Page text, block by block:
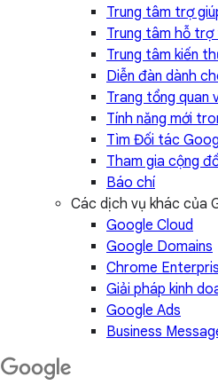
Trung tâm trợ
Trung tâm hỗ
Trung tâm kiến
Diễn đàn dành
Trang tổng quan
Tính năng mới
Tìm Đối tác
Tham gia cộng
Báo chí
Các dịch vụ khác của
Google Cloud
Google Domains
Chrome
Giải pháp kinh
Google Ads
Business